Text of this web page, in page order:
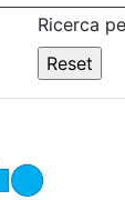
Ricerca